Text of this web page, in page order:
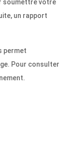
soumettre votre
un rapport
permet
Pour consulter